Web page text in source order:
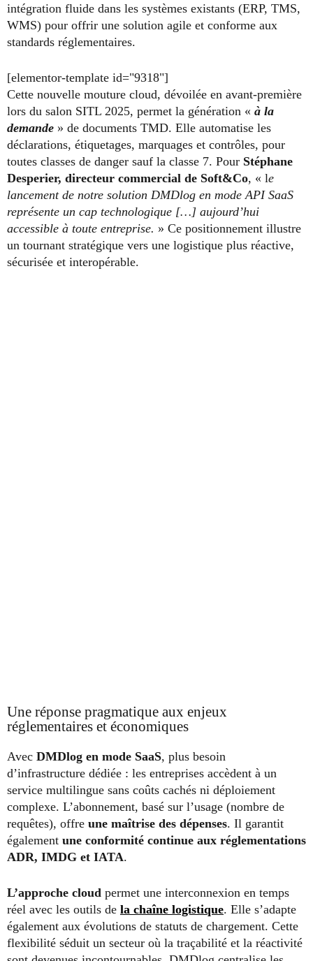
intégration fluide dans les systèmes existants (ERP, TMS,
WMS) pour offrir une solution agile et conforme aux
standards réglementaires.
[elementor-template id="9318"]
Cette nouvelle mouture cloud, dévoilée en avant-première
lors du salon SITL 2025, permet la génération « à la
demande » de documents TMD. Elle automatise les
déclarations, étiquetages, marquages et contrôles, pour
toutes classes de danger sauf la classe 7. Pour Stéphane
Desperier, directeur commercial de Soft&Co, « le
lancement de notre solution DMDlog en mode API SaaS
représente un cap technologique […] aujourd’hui
accessible à toute entreprise. » Ce positionnement illustre
un tournant stratégique vers une logistique plus réactive,
sécurisée et interopérable.
Une réponse pragmatique aux enjeux
réglementaires et économiques
Avec DMDlog en mode SaaS, plus besoin
d’infrastructure dédiée : les entreprises accèdent à un
service multilingue sans coûts cachés ni déploiement
complexe. L’abonnement, basé sur l’usage (nombre de
requêtes), offre une maîtrise des dépenses. Il garantit
également une conformité continue aux réglementations
ADR, IMDG et IATA.
L’approche cloud permet une interconnexion en temps
réel avec les outils de la chaîne logistique. Elle s’adapte
également aux évolutions de statuts de chargement. Cette
flexibilité séduit un secteur où la traçabilité et la réactivité